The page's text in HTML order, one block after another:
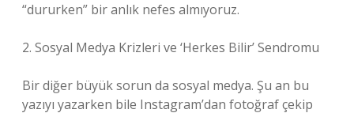
“dururken” bir anlık nefes almıyoruz.
2. Sosyal Medya Krizleri ve ‘Herkes Bilir’ Sendromu
Bir diğer büyük sorun da sosyal medya. Şu an bu
yazıyı yazarken bile Instagram’dan fotoğraf çekip